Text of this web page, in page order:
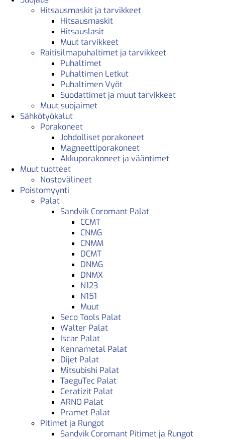
Hitsausmaskit ja tarvikkeet
Hitsausmaskit
Hitsauslasit
Muut tarvikkeet
Raitisilmapuhaltimet ja tarvikkeet
Puhaltimet
Puhaltimen Letkut
Puhaltimen Vyöt
Suodattimet ja muut tarvikkeet
Muut suojaimet
Sähkötyökalut
Porakoneet
Johdolliset porakoneet
Magneettiporakoneet
Akkuporakoneet ja vääntimet
Muut tuotteet
Nostovälineet
Poistomyynti
Palat
Sandvik Coromant Palat
CCMT
CNMG
CNMM
DCMT
DNMG
DNMX
N123
N151
Muut
Seco Tools Palat
Walter Palat
Iscar Palat
Kennametal Palat
Dijet Palat
Mitsubishi Palat
TaeguTec Palat
Ceratizit Palat
ARNO Palat
Pramet Palat
Pitimet ja Rungot
Sandvik Coromant Pitimet ja Rungot